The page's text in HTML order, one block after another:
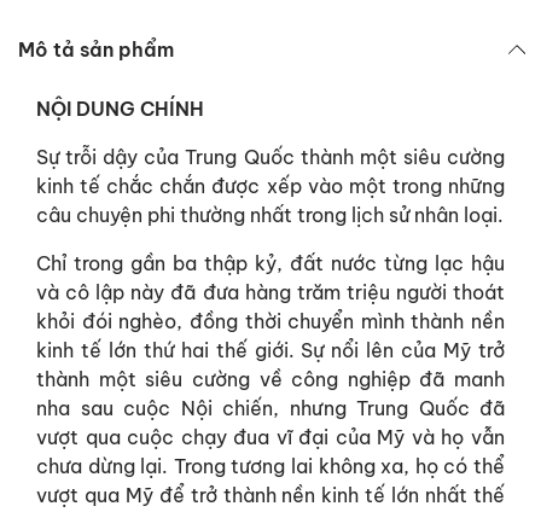
Mô tả sản phẩm
NỘI DUNG CHÍNH
Sự trỗi dậy của Trung Quốc thành một siêu cường
kinh tế chắc chắn được xếp vào một trong những
câu chuyện phi thường nhất trong lịch sử nhân loại.
Chỉ trong gần ba thập kỷ, đất nước từng lạc hậu
và cô lập này đã đưa hàng trăm triệu người thoát
khỏi đói nghèo, đồng thời chuyển mình thành nền
kinh tế lớn thứ hai thế giới. Sự nổi lên của Mỹ trở
thành một siêu cường về công nghiệp đã manh
nha sau cuộc Nội chiến, nhưng Trung Quốc đã
vượt qua cuộc chạy đua vĩ đại của Mỹ và họ vẫn
chưa dừng lại. Trong tương lai không xa, họ có thể
vượt qua Mỹ để trở thành nền kinh tế lớn nhất thế